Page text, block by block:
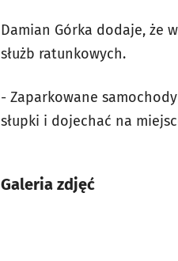
Damian Górka dodaje, że
służb ratunkowych.
- Zaparkowane
słupki i dojechać na
Galeria zdjęć